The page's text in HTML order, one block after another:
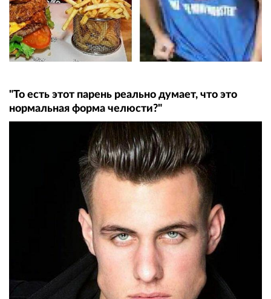
"То есть этот парень реально думает, что это
нормальная форма челюсти?"